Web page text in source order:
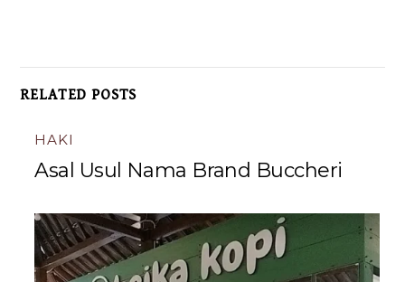
RELATED POSTS
HAKI
Asal Usul Nama Brand Buccheri